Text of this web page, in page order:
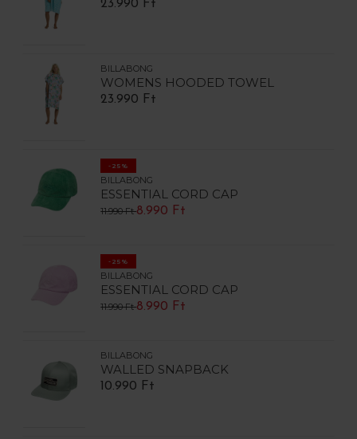
23.990 Ft
BILLABONG
WOMENS HOODED TOWEL
23.990 Ft
-25%
BILLABONG
ESSENTIAL CORD CAP
11.990 Ft8.990 Ft
-25%
BILLABONG
ESSENTIAL CORD CAP
11.990 Ft8.990 Ft
BILLABONG
WALLED SNAPBACK
10.990 Ft